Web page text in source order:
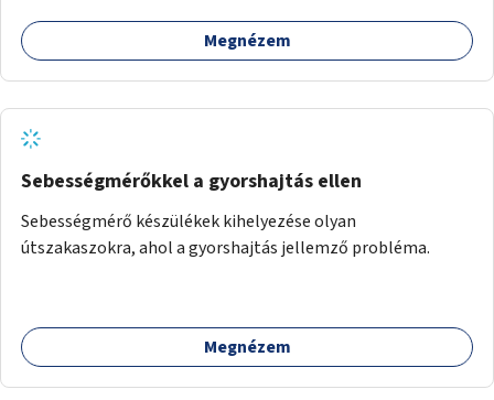
fogadására.
Megnézem
Sebességmérőkkel a gyorshajtás ellen
Sebességmérő készülékek kihelyezése olyan
útszakaszokra, ahol a gyorshajtás jellemző probléma.
Megnézem